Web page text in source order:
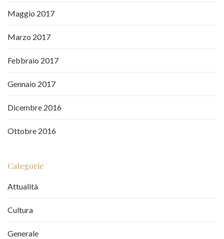
Maggio 2017
Marzo 2017
Febbraio 2017
Gennaio 2017
Dicembre 2016
Ottobre 2016
Categorie
Attualità
Cultura
Generale